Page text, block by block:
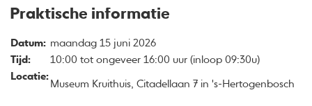
Praktische informatie
Datum: maandag 15 juni 2026
Tijd:
10:00 tot ongeveer 16:00 uur (inloop 09:30u)
Locatie:
Museum Kruithuis, Citadellaan 7 in 's-Hertogenbosch